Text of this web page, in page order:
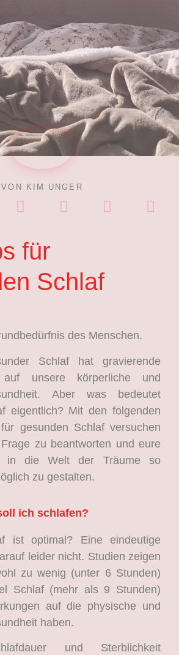
VON KIM UNGER
für
Schlaf
des Menschen.
Schlaf hat gravierende
auf unsere körperliche und
Aber was bedeutet
eigentlich? Mit den folgenden
gesunden Schlaf versuchen
zu beantworten und eure
in die Welt der Träume so
zu gestalten.
ich schlafen?
ist optimal? Eine eindeutige
leider nicht. Studien zeigen
zu wenig (unter 6 Stunden)
Schlaf (mehr als 9 Stunden)
auf die physische und
haben.
und Sterblichkeit